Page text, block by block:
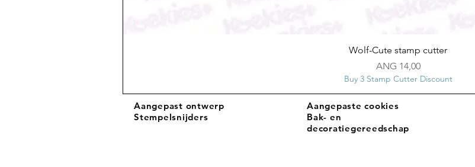
Snel overzicht
Wolf-Cute stamp cutter
Prijs
ANG 14,00
Buy 3 Stamp Cutter Discount
Aangepast ontwerp
Stempelsnijders
Aangepaste cookies
Bak- en
decoratiegereedschap